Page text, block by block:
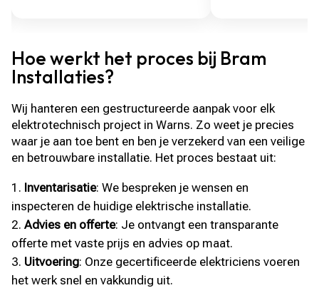
Hoe werkt het proces bij Bram
Installaties?
Wij hanteren een gestructureerde aanpak voor elk
elektrotechnisch project in Warns. Zo weet je precies
waar je aan toe bent en ben je verzekerd van een veilige
en betrouwbare installatie. Het proces bestaat uit:
Inventarisatie: We bespreken je wensen en
inspecteren de huidige elektrische installatie.
Advies en offerte: Je ontvangt een transparante
offerte met vaste prijs en advies op maat.
Uitvoering: Onze gecertificeerde elektriciens voeren
het werk snel en vakkundig uit.